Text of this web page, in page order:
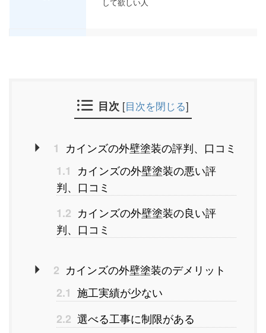
評判や口コミの詳
さらに詳しい
この記事が評判・
目次 [目次を閉じる]
1 カインズの外壁塗装の評判、口コミ
1.1 カインズの外壁塗装の悪い評
判、口コミ
1.2 カインズの外壁塗装の良い評
判、口コミ
2 カインズの外壁塗装のデメリット
2.1 施工実績が少ない
2.2 選べる工事に制限がある